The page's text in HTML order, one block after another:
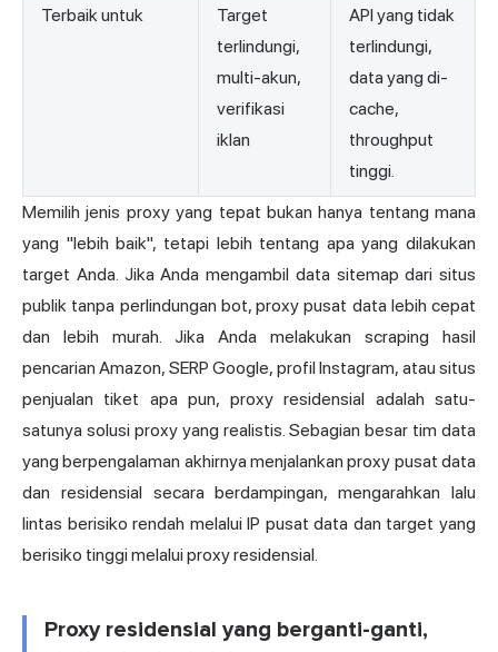
Terbaik untuk
Target
terlindungi,
multi-akun,
verifikasi
iklan
API yang tidak
terlindungi,
data yang di-
cache,
throughput
tinggi.
Memilih jenis proxy yang tepat bukan hanya tentang mana
yang "lebih baik", tetapi lebih tentang apa yang dilakukan
target Anda. Jika Anda mengambil data sitemap dari situs
publik tanpa perlindungan bot, proxy pusat data lebih cepat
dan lebih murah. Jika Anda melakukan scraping hasil
pencarian Amazon, SERP Google, profil Instagram, atau situs
penjualan tiket apa pun, proxy residensial adalah satu-
satunya solusi proxy yang realistis. Sebagian besar tim data
yang berpengalaman akhirnya menjalankan proxy pusat data
dan residensial secara berdampingan, mengarahkan lalu
lintas berisiko rendah melalui IP pusat data dan target yang
berisiko tinggi melalui proxy residensial.
Proxy residensial yang berganti-ganti,